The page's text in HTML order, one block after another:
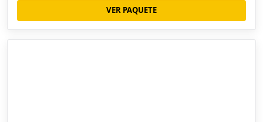
VER PAQUETE